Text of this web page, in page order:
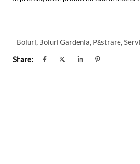
Boluri, Boluri Gardenia, Păstrare,
Share: